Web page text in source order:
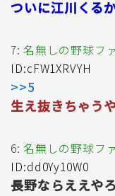
ついに江川くる
7: 名無しの野球フ
ID:cFW1XRVYH
>>5
生え抜きちゃう
6: 名無しの野球フ
ID:dd0Yy10W0
長野ならええやろ